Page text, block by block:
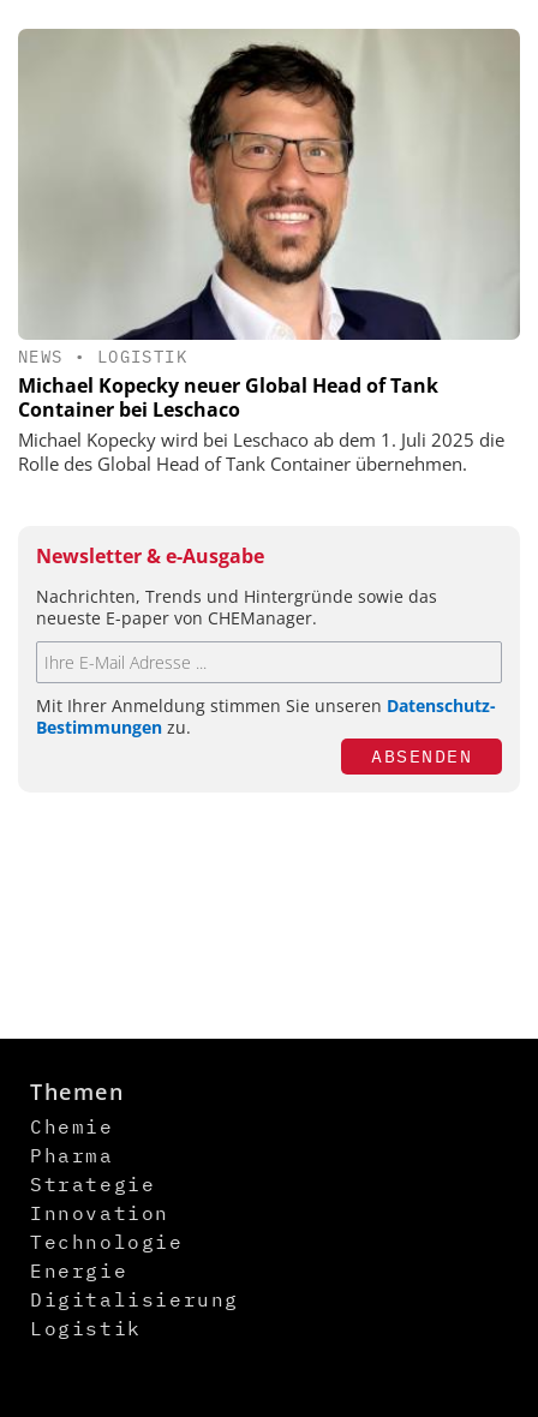
NEWS • LOGISTIK
Michael Kopecky neuer Global Head of Tank
Container bei Leschaco
Michael Kopecky wird bei Leschaco ab dem 1. Juli 2025 die
Rolle des Global Head of Tank Container übernehmen.
Newsletter & e-Ausgabe
Nachrichten, Trends und Hintergründe sowie das
neueste E-paper von CHEManager.
Mit Ihrer Anmeldung stimmen Sie unseren Datenschutz-
Bestimmungen zu.
ABSENDEN
Themen
Chemie
Pharma
Strategie
Innovation
Technologie
Energie
Digitalisierung
Logistik